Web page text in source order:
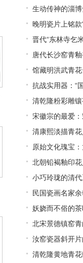
生动传神的淄
晚明瓷片上铭
晋代“东林寺乞
唐代长沙窑青
馆藏明洪武青
抗战实用器：“
清乾隆粉彩雕
宋徽宗的最爱
清康熙淡描青
原始文化瑰宝
北朝铅褐釉印
小巧玲珑的清
民国瓷画名家
妖娆而不俗的
北宋景德镇窑
汝窑瓷器斜开
清乾隆黄地青